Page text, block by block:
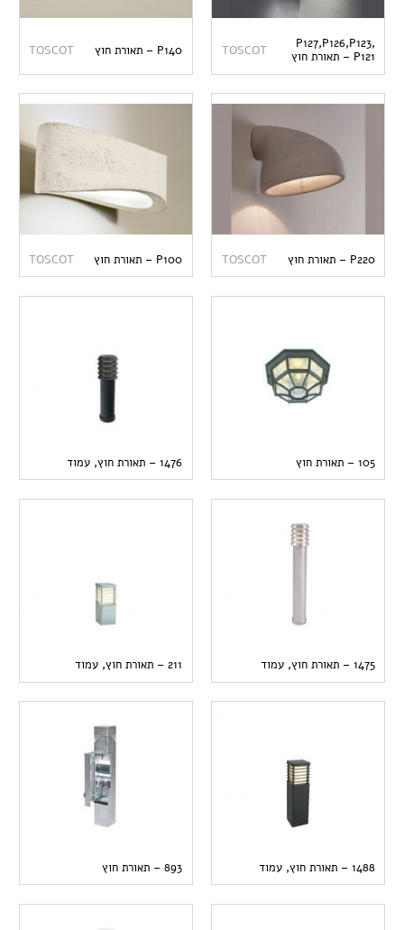
P127,P126,P123,
P121 – תאורת חוץ
TOSCOT P140 – תאורת חוץ TOSCOT
P220 – תאורת חוץ TOSCOT P100 – תאורת חוץ TOSCOT
105 – תאורת חוץ 1476 – תאורת חוץ, עמוד
1475 – תאורת חוץ, עמוד 211 – תאורת חוץ, עמוד
1488 – תאורת חוץ, עמוד 893 – תאורת חוץ